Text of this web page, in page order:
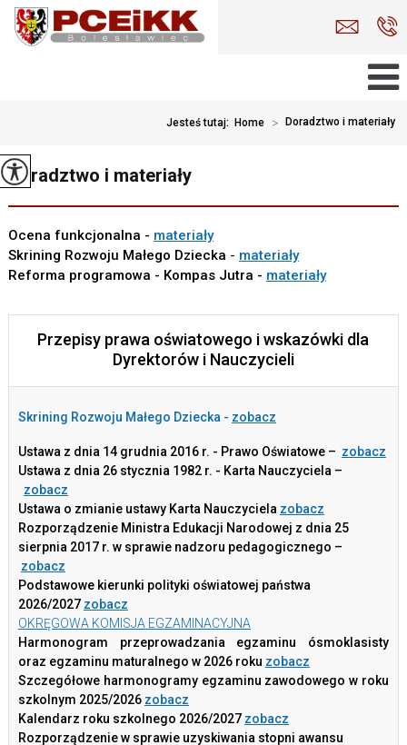
Jesteś tutaj: Home > Doradztwo i materiały
Doradztwo i materiały
Ocena funkcjonalna - materiały
Skrining Rozwoju Małego Dziecka - materiały
Reforma programowa - Kompas Jutra - materiały
Przepisy prawa oświatowego i wskazówki dla
Dyrektorów i Nauczycieli
Skrining Rozwoju Małego Dziecka - zobacz
Ustawa z dnia 14 grudnia 2016 r. - Prawo Oświatowe – zobacz
Ustawa z dnia 26 stycznia 1982 r. - Karta Nauczyciela –
zobacz
Ustawa o zmianie ustawy Karta Nauczyciela zobacz
Rozporządzenie Ministra Edukacji Narodowej z dnia 25
sierpnia 2017 r. w sprawie nadzoru pedagogicznego –
zobacz
Podstawowe kierunki polityki oświatowej państwa
2026/2027 zobacz
OKRĘGOWA KOMISJA EGZAMINACYJNA
Harmonogram przeprowadzania egzaminu ósmoklasisty
oraz egzaminu maturalnego w 2026 roku zobacz
Szczegółowe harmonogramy egzaminu zawodowego w roku
szkolnym 2025/2026 zobacz
Kalendarz roku szkolnego 2026/2027 zobacz
Rozporządzenie w sprawie uzyskiwania stopni awansu